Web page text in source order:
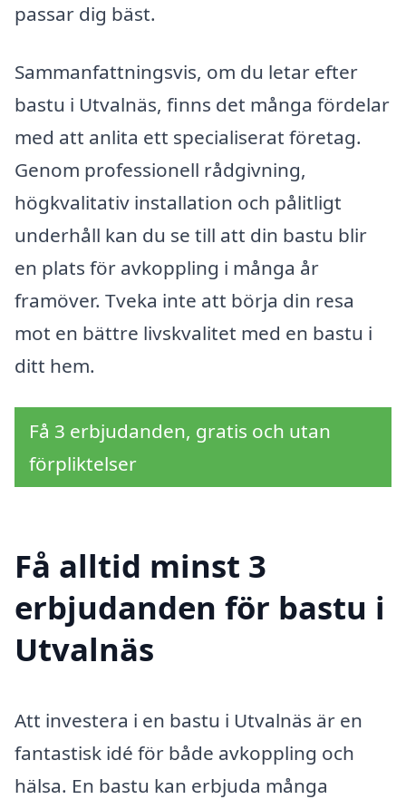
passar dig bäst.
Sammanfattningsvis, om du letar efter
bastu i Utvalnäs, finns det många fördelar
med att anlita ett specialiserat företag.
Genom professionell rådgivning,
högkvalitativ installation och pålitligt
underhåll kan du se till att din bastu blir
en plats för avkoppling i många år
framöver. Tveka inte att börja din resa
mot en bättre livskvalitet med en bastu i
ditt hem.
Få 3 erbjudanden, gratis och utan
förpliktelser
Få alltid minst 3
erbjudanden för bastu i
Utvalnäs
Att investera i en bastu i Utvalnäs är en
fantastisk idé för både avkoppling och
hälsa. En bastu kan erbjuda många